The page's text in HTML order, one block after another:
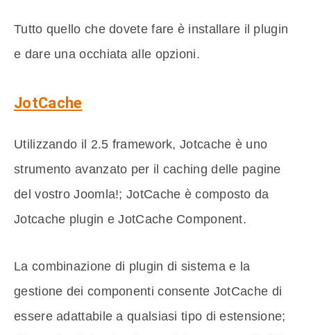
Tutto quello che dovete fare è installare il plugin
e dare una occhiata alle opzioni.
JotCache
Utilizzando il 2.5 framework, Jotcache è uno
strumento avanzato per il caching delle pagine
del vostro Joomla!; JotCache è composto da
Jotcache plugin e JotCache Component.
La combinazione di plugin di sistema e la
gestione dei componenti consente JotCache di
essere adattabile a qualsiasi tipo di estensione;